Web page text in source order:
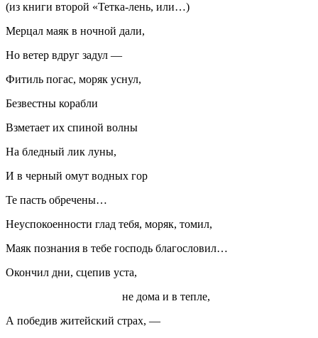
(из книги второй «Тетка-лень, или…)
Мерцал маяк в ночной дали,
Но ветер вдруг задул —
Фитиль погас, моряк уснул,
Безвестны корабли
Взметает их спиной волны
На бледный лик луны,
И в черный омут водных гор
Те пасть обречены…
Неуспокоенности глад тебя, моряк, томил,
Маяк познания в тебе господь благословил…
Окончил дни, сцепив уста,
не дома и в тепле,
А победив житейский страх, —